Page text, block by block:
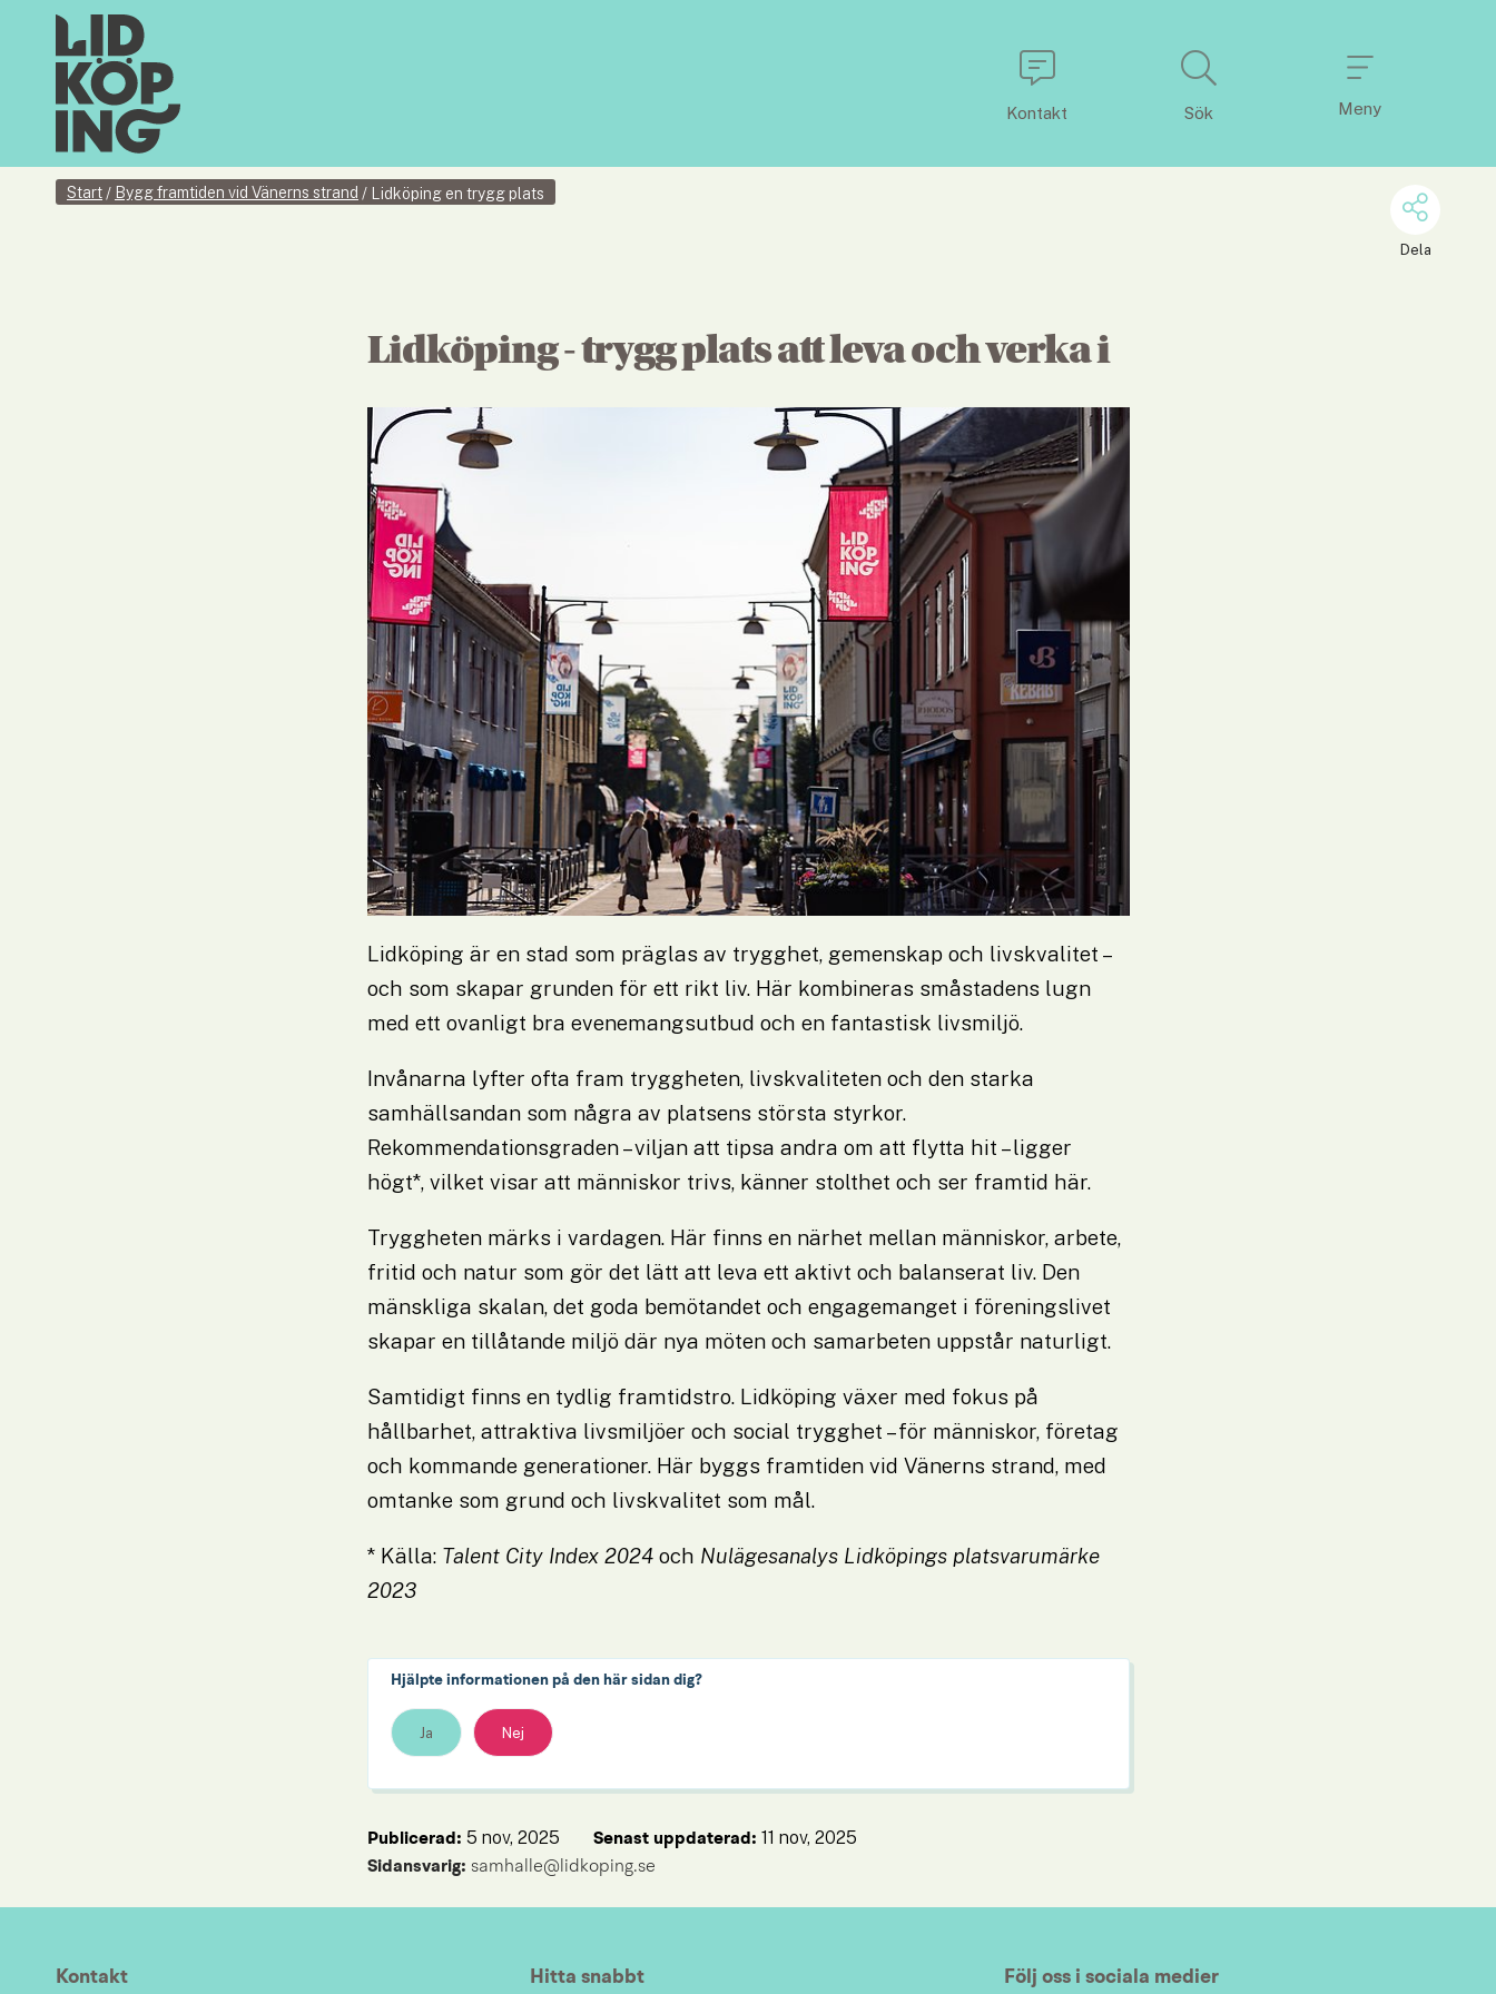
Kontakt Sök Meny
Start/ Bygg framtiden vid Vänerns strand / Lidköping en trygg plats
Dela
Lidköping - trygg plats att leva och verka i
Lidköping är en stad som präglas av trygghet, gemenskap och livskvalitet –
och som skapar grunden för ett rikt liv. Här kombineras småstadens lugn
med ett ovanligt bra evenemangsutbud och en fantastisk livsmiljö.
Invånarna lyfter ofta fram tryggheten, livskvaliteten och den starka
samhällsandan som några av platsens största styrkor.
Rekommendationsgraden – viljan att tipsa andra om att flytta hit – ligger
högt*, vilket visar att människor trivs, känner stolthet och ser framtid här.
Tryggheten märks i vardagen. Här finns en närhet mellan människor, arbete,
fritid och natur som gör det lätt att leva ett aktivt och balanserat liv. Den
mänskliga skalan, det goda bemötandet och engagemanget i föreningslivet
skapar en tillåtande miljö där nya möten och samarbeten uppstår naturligt.
Samtidigt finns en tydlig framtidstro. Lidköping växer med fokus på
hållbarhet, attraktiva livsmiljöer och social trygghet – för människor, företag
och kommande generationer. Här byggs framtiden vid Vänerns strand, med
omtanke som grund och livskvalitet som mål.
* Källa: Talent City Index 2024 och Nulägesanalys Lidköpings platsvarumärke
2023
Hjälpte informationen på den här sidan dig?
Ja Nej
Publicerad: 5 nov, 2025 Senast uppdaterad: 11 nov, 2025
Sidansvarig: samhalle@lidkoping.se
Kontakt Hitta snabbt Följ oss i sociala medier